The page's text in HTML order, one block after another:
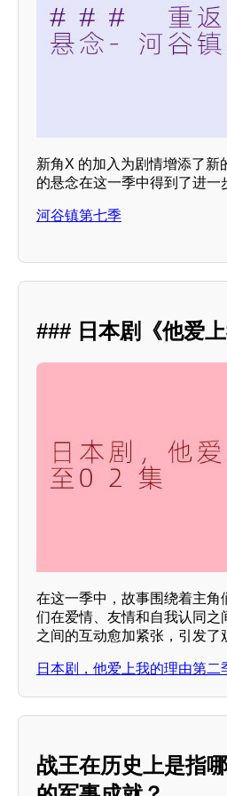
新角X 的加入为剧情增添了
的悬念在这一季中得到了进一
河谷镇第七季
### 日本剧《他爱
在这一季中，故事围绕着主
们在爱情、友情和自我认同
之间的互动愈加紧张，引发了
日本剧，他爱上我的理由第二
战王在历史上是指